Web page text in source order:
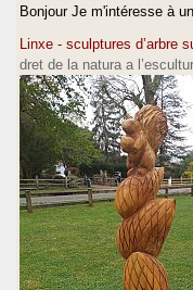
Bonjour Je m'intéresse à
Linxe - sculptures d’arbre
dret de la natura a